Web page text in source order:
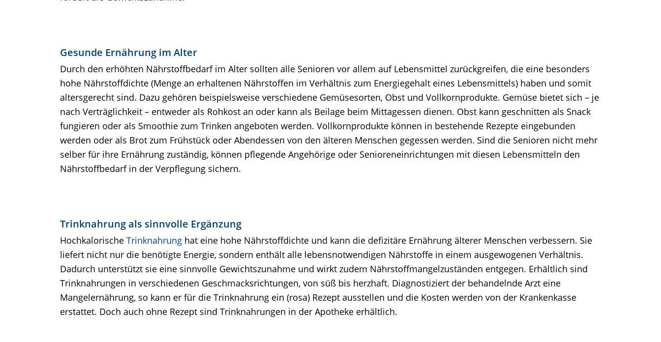
Gesunde Ernährung im Alter
Durch den erhöhten Nährstoffbedarf im Alter sollten alle Senioren vor allem auf Lebensmittel zurückgreifen, die eine besonders
hohe Nährstoffdichte (Menge an erhaltenen Nährstoffen im Verhältnis zum Energiegehalt eines Lebensmittels) haben und somit
altersgerecht sind. Dazu gehören beispielsweise verschiedene Gemüsesorten, Obst und Vollkornprodukte. Gemüse bietet sich – je
nach Verträglichkeit – entweder als Rohkost an oder kann als Beilage beim Mittagessen dienen. Obst kann geschnitten als Snack
fungieren oder als Smoothie zum Trinken angeboten werden. Vollkornprodukte können in bestehende Rezepte eingebunden
werden oder als Brot zum Frühstück oder Abendessen von den älteren Menschen gegessen werden. Sind die Senioren nicht mehr
selber für ihre Ernährung zuständig, können pflegende Angehörige oder Senioreneinrichtungen mit diesen Lebensmitteln den
Nährstoffbedarf in der Verpflegung sichern.
Trinknahrung als sinnvolle Ergänzung
Hochkalorische Trinknahrung hat eine hohe Nährstoffdichte und kann die defizitäre Ernährung älterer Menschen verbessern. Sie
liefert nicht nur die benötigte Energie, sondern enthält alle lebensnotwendigen Nährstoffe in einem ausgewogenen Verhältnis.
Dadurch unterstützt sie eine sinnvolle Gewichtszunahme und wirkt zudem Nährstoffmangelzuständen entgegen. Erhältlich sind
Trinknahrungen in verschiedenen Geschmacksrichtungen, von süß bis herzhaft. Diagnostiziert der behandelnde Arzt eine
Mangelernährung, so kann er für die Trinknahrung ein (rosa) Rezept ausstellen und die Kosten werden von der Krankenkasse
erstattet. Doch auch ohne Rezept sind Trinknahrungen in der Apotheke erhältlich.